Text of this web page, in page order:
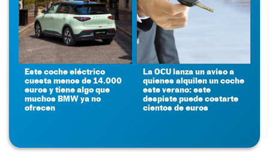
Este coche eléctrico
cuesta menos de 14.000
euros y tiene algo que
muchos BMW ya no
ofrecen
La OCU lanza un aviso a
quienes alquilen un coche
este verano: este
despiste puede costarte
cientos de euros